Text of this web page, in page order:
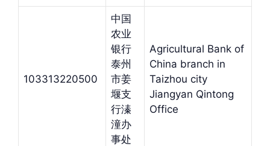
103313220500
中国
农业
银行
泰州
市姜
堰支
行溱
潼办
事处
Agricultural Bank of
China branch in
Taizhou city
Jiangyan Qintong
Office